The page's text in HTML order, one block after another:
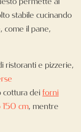
stabile cucinando
come il pane,
ristoranti e pizzerie,
cottura deiforni
150 cm, mentre